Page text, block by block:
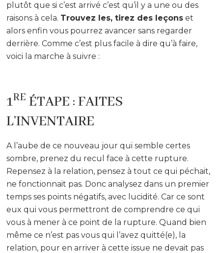
plutôt que si c’est arrivé c’est qu’il y a une ou des
raisons à cela. Trouvez les, tirez des leçons et
alors enfin vous pourrez avancer sans regarder
derrière. Comme c’est plus facile à dire qu’à faire,
voici la marche à suivre :
1RE ÉTAPE : FAITES
L’INVENTAIRE
A l’aube de ce nouveau jour qui semble certes
sombre, prenez du recul face à cette rupture.
Repensez à la relation, pensez à tout ce qui péchait,
ne fonctionnait pas. Donc analysez dans un premier
temps ses points négatifs, avec lucidité. Car ce sont
eux qui vous permettront de comprendre ce qui
vous à mener à ce point de la rupture. Quand bien
même ce n’est pas vous qui l’avez quitté(e), la
relation, pour en arriver à cette issue ne devait pas